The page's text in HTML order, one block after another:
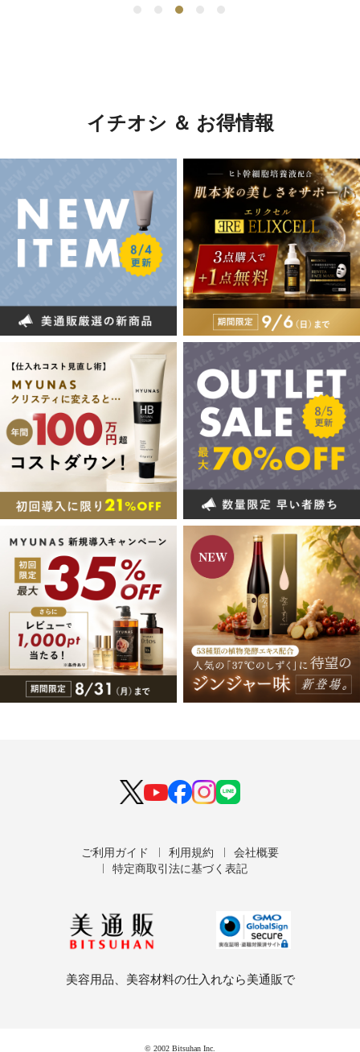
イチオシ ＆ お得情報
ご利用ガイド 利用規約
会社概要
特定商取引法に基づく表記
美容用品、美容材料の仕入れなら美通販で
© 2002 Bitsuhan Inc.